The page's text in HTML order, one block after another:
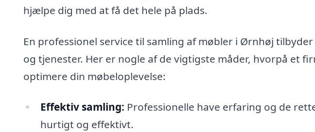
hjælpe dig med at få det hele på plads.
En professionel service til samling af møbler i Ørnhøj
og tjenester. Her er nogle af de vigtigste måder, hvorpå et
optimere din møbeloplevelse:
Effektiv samling: Professionelle have erfaring og de
hurtigt og effektivt.